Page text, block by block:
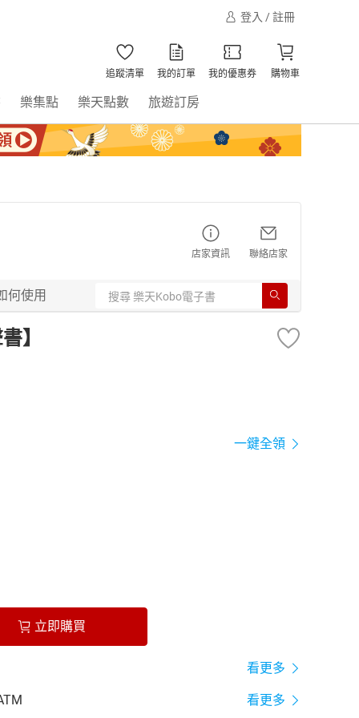
登入 / 註冊
追蹤清單 我的訂單 我的優惠券 購物車
樂集點 樂天點數 旅遊訂房
店家資訊 聯絡店家
何使用
】
一鍵全領
立即購買
看更多
看更多